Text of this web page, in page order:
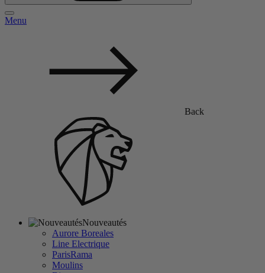
Menu
Back
Nouveautés
Aurore Boreales
Line Electrique
ParisRama
Moulins